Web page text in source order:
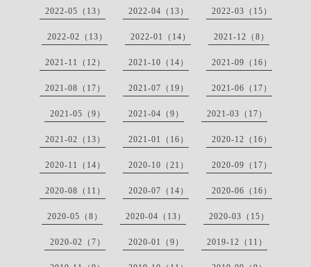
2022-05（13） 2022-04（13） 2022-03（15）
2022-02（13） 2022-01（14） 2021-12（8）
2021-11（12） 2021-10（14） 2021-09（16）
2021-08（17） 2021-07（19） 2021-06（17）
2021-05（9） 2021-04（9） 2021-03（17）
2021-02（13） 2021-01（16） 2020-12（16）
2020-11（14） 2020-10（21） 2020-09（17）
2020-08（11） 2020-07（14） 2020-06（16）
2020-05（8） 2020-04（13） 2020-03（15）
2020-02（7） 2020-01（9） 2019-12（11）